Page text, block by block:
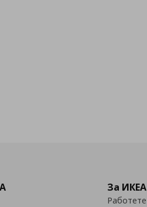
с любими
За ИКЕА